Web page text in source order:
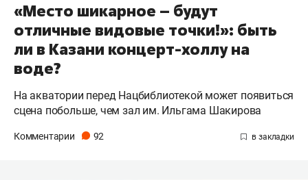
«Место шикарное – будут
отличные видовые точки!»: быть
ли в Казани концерт-холлу на
воде?
На акватории перед Нацбиблиотекой может появиться
сцена побольше, чем зал им. Ильгама Шакирова
Комментарии 92